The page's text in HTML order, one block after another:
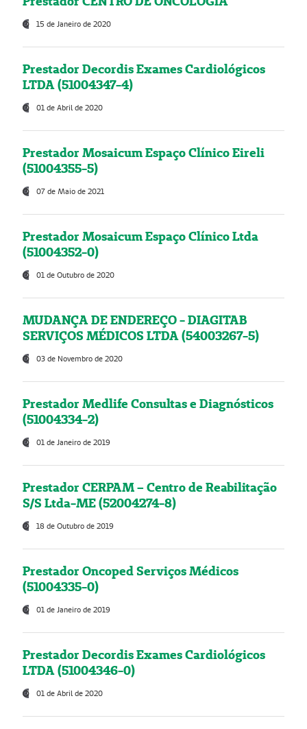
15 de Janeiro de 2020
Prestador Decordis Exames Cardiológicos
LTDA (51004347-4)
01 de Abril de 2020
Prestador Mosaicum Espaço Clínico Eireli
(51004355-5)
07 de Maio de 2021
Prestador Mosaicum Espaço Clínico Ltda
(51004352-0)
01 de Outubro de 2020
MUDANÇA DE ENDEREÇO - DIAGITAB
SERVIÇOS MÉDICOS LTDA (54003267-5)
03 de Novembro de 2020
Prestador Medlife Consultas e Diagnósticos
(51004334-2)
01 de Janeiro de 2019
Prestador CERPAM – Centro de Reabilitação
S/S Ltda-ME (52004274-8)
18 de Outubro de 2019
Prestador Oncoped Serviços Médicos
(51004335-0)
01 de Janeiro de 2019
Prestador Decordis Exames Cardiológicos
LTDA (51004346-0)
01 de Abril de 2020